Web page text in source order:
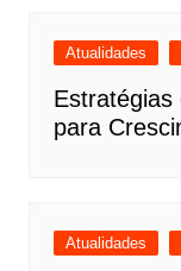
Atualidades
Estratégias
para
Atualidades